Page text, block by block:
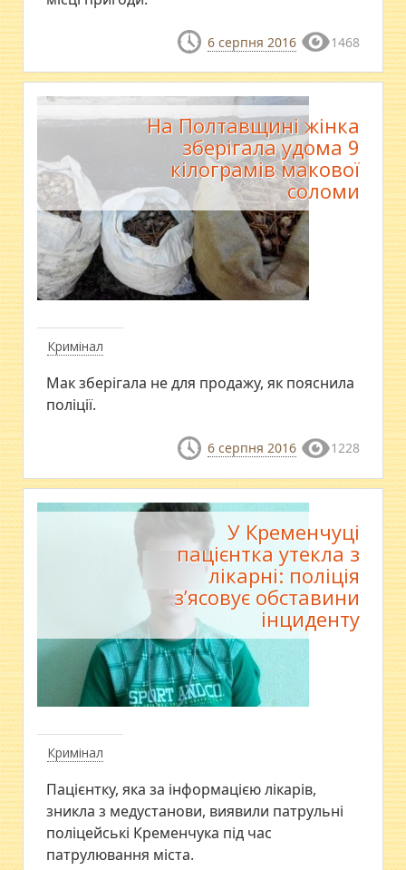
6 серпня 2016 1468
Кримінал
На Полтавщині жінка
зберігала удома 9
кілограмів макової
соломи
Мак зберігала не для продажу, як пояснила
поліції.
6 серпня 2016 1228
Кримінал
У Кременчуці
пацієнтка утекла з
лікарні: поліція
з’ясовує обставини
інциденту
Пацієнтку, яка за інформацією лікарів,
зникла з медустанови, виявили патрульні
поліцейські Кременчука під час
патрулювання міста.